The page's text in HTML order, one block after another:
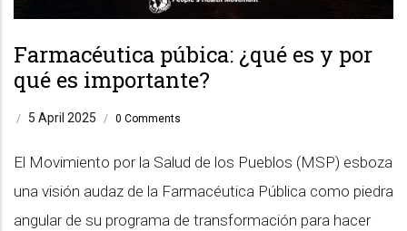
Farmacéutica púbica: ¿qué es y por
qué es importante?
/ 5 April 2025 / 0 Comments
El Movimiento por la Salud de los Pueblos (MSP) esboza
una visión audaz de la Farmacéutica Pública como piedra
angular de su programa de transformación para hacer